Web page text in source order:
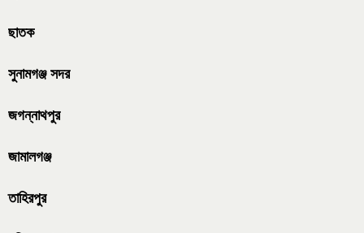
ছাতক
সুনামগঞ্জ সদর
জগন্নাথপুর
জামালগঞ্জ
তাহিরপুর